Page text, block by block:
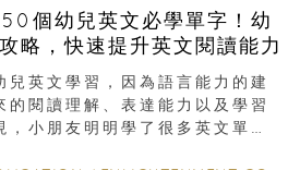
個幼兒英文必學單字！幼
略，快速提升英文閱讀能力
兒英文學習，因為語言能力的建
的閱讀理解、表達能力以及學習
，小朋友明明學了很多英文單